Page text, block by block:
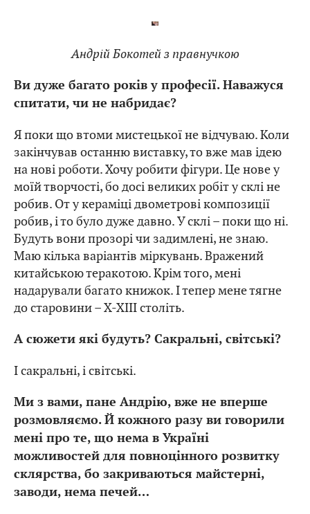
Андрій Бокотей з правнучкою
Ви дуже багато років у професії. Наважуся
спитати, чи не набридає?
Я поки що втоми мистецької не відчуваю. Коли
закінчував останню виставку, то вже мав ідею
на нові роботи. Хочу робити фігури. Це нове у
моїй творчості, бо досі великих робіт у склі не
робив. От у кераміці двометрові композиції
робив, і то було дуже давно. У склі – поки що ні.
Будуть вони прозорі чи задимлені, не знаю.
Маю кілька варіантів міркувань. Вражений
китайською теракотою. Крім того, мені
надарували багато книжок. І тепер мене тягне
до старовини – Х-ХІІІ століть.
А сюжети які будуть? Сакральні, світські?
І сакральні, і світські.
Ми з вами, пане Андрію, вже не вперше
розмовляємо. Й кожного разу ви говорили
мені про те, що нема в Україні
можливостей для повноцінного розвитку
склярства, бо закриваються майстерні,
заводи, нема печей…